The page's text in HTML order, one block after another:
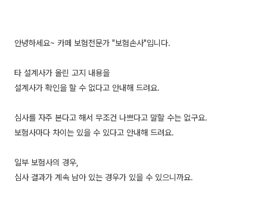
안녕하세요~ 카페 보험전문가 "보험손사"입니다.
타 설계사가 올린 고지 내용을
설계사가 확인을 할 수 없다고 안내해 드려요.
심사를 자주 본다고 해서 무조건 나쁘다고 말할 수는 없구요.
보험사마다 차이는 있을 수 있다고 안내해 드려요.
일부 보험사의 경우,
심사 결과가 계속 남아 있는 경우가 있을 수 있으니까요.